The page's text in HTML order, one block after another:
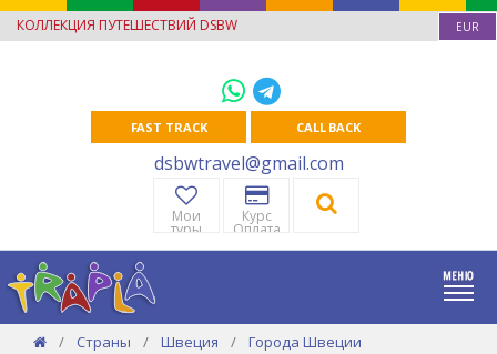
КОЛЛЕКЦИЯ ПУТЕШЕСТВИЙ DSBW EUR
FAST TRACK CALL BACK
dsbwtravel@gmail.com
Мои
туры
Курс
Оплата
Страны Швеция
Города Швеции